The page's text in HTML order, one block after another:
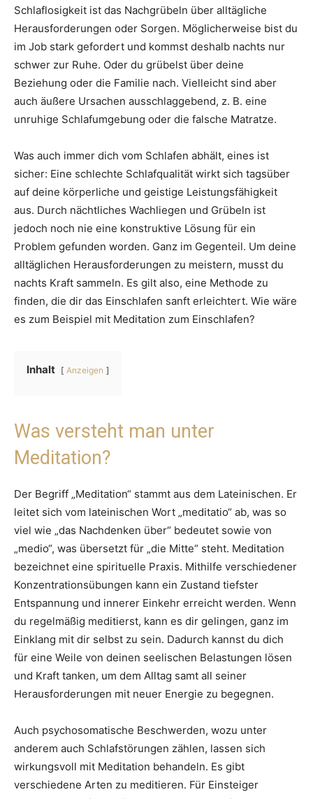
Schlaflosigkeit ist das Nachgrübeln über alltägliche
Herausforderungen oder Sorgen. Möglicherweise bist du
im Job stark gefordert und kommst deshalb nachts nur
schwer zur Ruhe. Oder du grübelst über deine
Beziehung oder die Familie nach. Vielleicht sind aber
auch äußere Ursachen ausschlaggebend, z. B. eine
unruhige Schlafumgebung oder die falsche Matratze.
Was auch immer dich vom Schlafen abhält, eines ist
sicher: Eine schlechte Schlafqualität wirkt sich tagsüber
auf deine körperliche und geistige Leistungsfähigkeit
aus. Durch nächtliches Wachliegen und Grübeln ist
jedoch noch nie eine konstruktive Lösung für ein
Problem gefunden worden. Ganz im Gegenteil. Um deine
alltäglichen Herausforderungen zu meistern, musst du
nachts Kraft sammeln. Es gilt also, eine Methode zu
finden, die dir das Einschlafen sanft erleichtert. Wie wäre
es zum Beispiel mit Meditation zum Einschlafen?
Inhalt Anzeigen
Was versteht man unter
Meditation?
Der Begriff „Meditation“ stammt aus dem Lateinischen. Er
leitet sich vom lateinischen Wort „meditatio“ ab, was so
viel wie „das Nachdenken über“ bedeutet sowie von
„medio“, was übersetzt für „die Mitte“ steht. Meditation
bezeichnet eine spirituelle Praxis. Mithilfe verschiedener
Konzentrationsübungen kann ein Zustand tiefster
Entspannung und innerer Einkehr erreicht werden. Wenn
du regelmäßig meditierst, kann es dir gelingen, ganz im
Einklang mit dir selbst zu sein. Dadurch kannst du dich
für eine Weile von deinen seelischen Belastungen lösen
und Kraft tanken, um dem Alltag samt all seiner
Herausforderungen mit neuer Energie zu begegnen.
Auch psychosomatische Beschwerden, wozu unter
anderem auch Schlafstörungen zählen, lassen sich
wirkungsvoll mit Meditation behandeln. Es gibt
verschiedene Arten zu meditieren. Für Einsteiger